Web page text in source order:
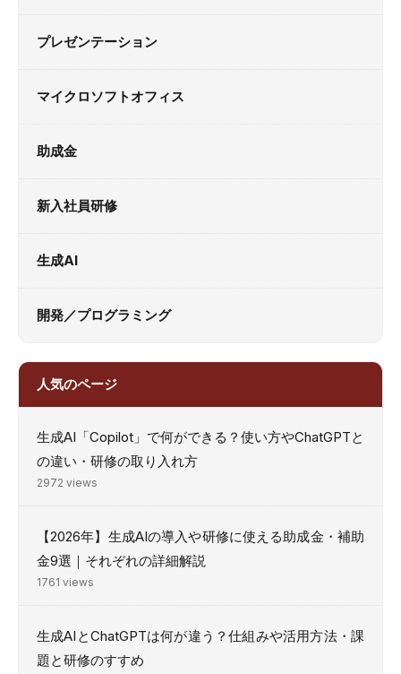
プレゼンテーション
マイクロソフトオフィス
助成金
新入社員研修
生成AI
開発／プログラミング
人気のページ
生成AI「Copilot」で何ができる？使い方やChatGPTと
の違い・研修の取り入れ方
2972 views
【2026年】生成AIの導入や研修に使える助成金・補助
金9選｜それぞれの詳細解説
1761 views
生成AIとChatGPTは何が違う？仕組みや活用方法・課
題と研修のすすめ